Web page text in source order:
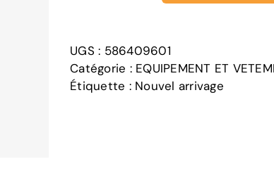
V300
POUR
CASQUE
TECHNICAL
UGS : 586409601
Catégorie : EQUIPEMENT ET
Étiquette : Nouvel arrivage